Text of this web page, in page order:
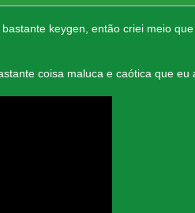
keygen, então criei meio
coisa maluca e caótica que